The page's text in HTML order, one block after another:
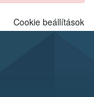
Cookie beállítások